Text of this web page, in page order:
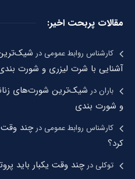
مقالات پربحت اخیر:
کارشناس روابط عمومیدر
آشنایی با شرت لیزری و شورت
باراندر شیک‌ترین شورت‌های
و شورت بندی
کارشناس روابط عمومیدرچند وقت
کرد؟
توکلیدرچند وقت یکبار باید